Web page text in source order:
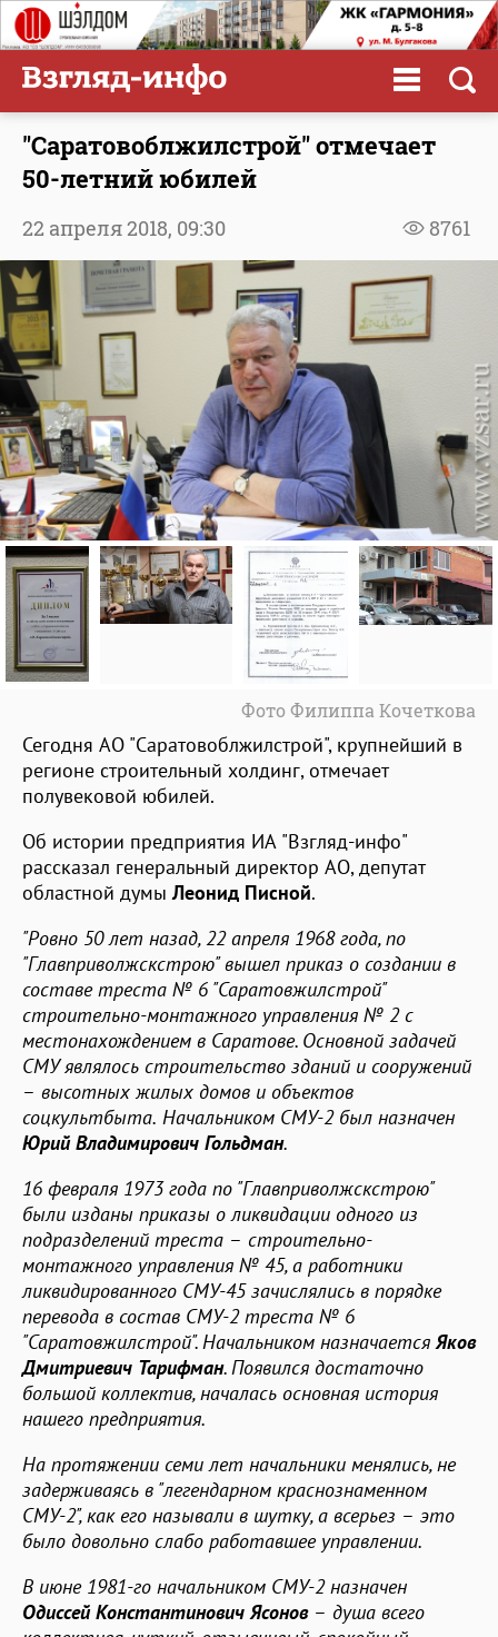
"Саратовоблжилстрой" отмечает
50-летний юбилей
8761
22 апреля 2018, 09:30
Фото Филиппа Кочеткова
Сегодня АО "Саратовоблжилстрой", крупнейший в
регионе строительный холдинг, отмечает
полувековой юбилей.
Об истории предприятия ИА "Взгляд-инфо"
рассказал генеральный директор АО, депутат
областной думы Леонид Писной.
"Ровно 50 лет назад, 22 апреля 1968 года, по
"Главприволжскстрою" вышел приказ о создании в
составе треста № 6 "Саратовжилстрой"
строительно-монтажного управления № 2 с
местонахождением в Саратове. Основной задачей
СМУ являлось строительство зданий и сооружений
– высотных жилых домов и объектов
соцкультбыта. Начальником СМУ-2 был назначен
Юрий Владимирович Гольдман.
16 февраля 1973 года по "Главприволжскстрою"
были изданы приказы о ликвидации одного из
подразделений треста – строительно-
монтажного управления № 45, а работники
ликвидированного СМУ-45 зачислялись в порядке
перевода в состав СМУ-2 треста № 6
"Саратовжилстрой". Начальником назначается Яков
Дмитриевич Тарифман. Появился достаточно
большой коллектив, началась основная история
нашего предприятия.
На протяжении семи лет начальники менялись, не
задерживаясь в "легендарном краснознаменном
СМУ-2", как его называли в шутку, а всерьез – это
было довольно слабо работавшее управлении.
В июне 1981-го начальником СМУ-2 назначен
Одиссей Константинович Ясонов – душа всего